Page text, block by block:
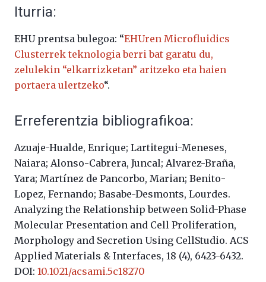
Iturria:
EHU prentsa bulegoa: “EHUren Microfluidics
Clusterrek teknologia berri bat garatu du,
zelulekin “elkarrizketan” aritzeko eta haien
portaera ulertzeko“.
Erreferentzia bibliografikoa:
Azuaje-Hualde, Enrique; Lartitegui-Meneses,
Naiara; Alonso-Cabrera, Juncal; Alvarez-Braña,
Yara; Martínez de Pancorbo, Marian; Benito-
Lopez, Fernando; Basabe-Desmonts, Lourdes.
Analyzing the Relationship between Solid-Phase
Molecular Presentation and Cell Proliferation,
Morphology and Secretion Using CellStudio. ACS
Applied Materials & Interfaces, 18 (4), 6423-6432.
DOI: 10.1021/acsami.5c18270